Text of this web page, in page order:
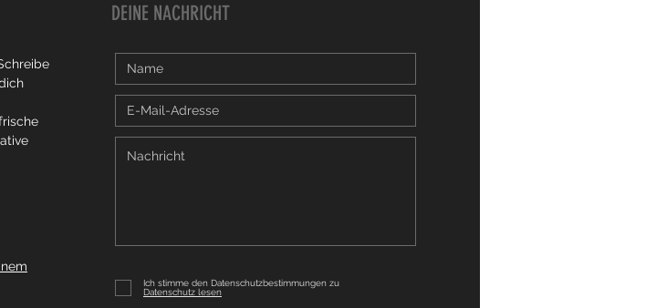
DEINE NACHRICHT
Ich stimme den Datenschutzbestimmungen zu
Datenschutz lesen